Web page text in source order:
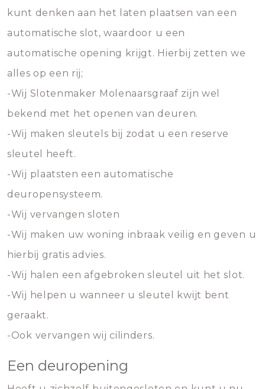
kunt denken aan het laten plaatsen van een
automatische slot, waardoor u een
automatische opening krijgt. Hierbij zetten we
alles op een rij;
-Wij Slotenmaker Molenaarsgraaf zijn wel
bekend met het openen van deuren.
-Wij maken sleutels bij zodat u een reserve
sleutel heeft.
-Wij plaatsten een automatische
deuropensysteem.
-Wij vervangen sloten
-Wij maken uw woning inbraak veilig en geven u
hierbij gratis advies.
-Wij halen een afgebroken sleutel uit het slot.
-Wij helpen u wanneer u sleutel kwijt bent
geraakt.
-Ook vervangen wij cilinders.
Een deuropening